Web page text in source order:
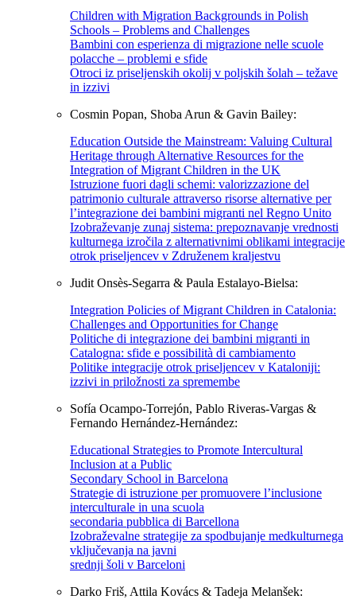
Children with Migration Backgrounds in Polish
Schools – Problems and Challenges
Bambini con esperienza di migrazione nelle scuole
polacche – problemi e sfide
Otroci iz priseljenskih okolij v poljskih šolah – težave
in izzivi
Cosmin Popan, Shoba Arun & Gavin Bailey:
Education Outside the Mainstream: Valuing Cultural
Heritage through Alternative Resources for the
Integration of Migrant Children in the UK
Istruzione fuori dagli schemi: valorizzazione del
patrimonio culturale attraverso risorse alternative per
l’integrazione dei bambini migranti nel Regno Unito
Izobraževanje zunaj sistema: prepoznavanje vrednosti
kulturnega izročila z alternativnimi oblikami integracije
otrok priseljencev v Združenem kraljestvu
Judit Onsès-Segarra & Paula Estalayo-Bielsa:
Integration Policies of Migrant Children in Catalonia:
Challenges and Opportunities for Change
Politiche di integrazione dei bambini migranti in
Catalogna: sfide e possibilità di cambiamento
Politike integracije otrok priseljencev v Kataloniji:
izzivi in priložnosti za spremembe
Sofía Ocampo-Torrejón, Pablo Riveras-Vargas &
Fernando Hernández-Hernández:
Educational Strategies to Promote Intercultural
Inclusion at a Public
Secondary School in Barcelona
Strategie di istruzione per promuovere l’inclusione
interculturale in una scuola
secondaria pubblica di Barcellona
Izobraževalne strategije za spodbujanje medkulturnega
vključevanja na javni
srednji šoli v Barceloni
Darko Friš, Attila Kovács & Tadeja Melanšek: